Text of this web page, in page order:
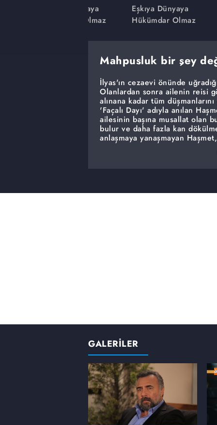
Eşkıya Dünyaya
Hükümdar Olmaz
Eşkıya Dünyaya
Hükümdar Olmaz
Mahpusluk bir şey
İlyas'ın cezaevi önünde
Olanlardan sonra ailenin reisi
alınana kadar tüm
'Façalı Dayı' adıyla anılan
ailesinin başına musallat olan
bulur ve daha fazla kan
anlaşmaya yanaşmayan
hiç beklemediği bir karşılık
yöntemleriyle saldırıya geçen
GALERİLER